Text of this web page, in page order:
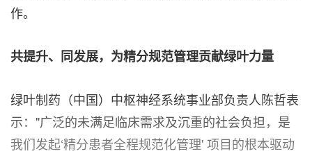
作。
共提升、同发展，为精分规范管理贡献绿叶力量
绿叶制药（中国）中枢神经系统事业部负责人陈哲表
示："广泛的未满足临床需求及沉重的社会负担，是
我们发起‘精分患者全程规范化管理' 项目的根本驱动